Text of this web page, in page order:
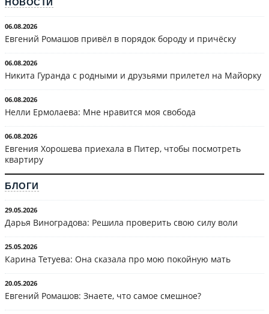
06.08.2026
Евгений Ромашов привёл в порядок бороду и причёску
06.08.2026
Никита Гуранда с родными и друзьями прилетел на Майорку
06.08.2026
Нелли Ермолаева: Мне нравится моя свобода
06.08.2026
Евгения Хорошева приехала в Питер, чтобы посмотреть
квартиру
БЛОГИ
29.05.2026
Дарья Виноградова: Решила проверить свою силу воли
25.05.2026
Карина Тетуева: Она сказала про мою покойную мать
20.05.2026
Евгений Ромашов: Знаете, что самое смешное?